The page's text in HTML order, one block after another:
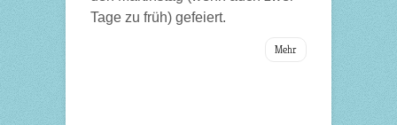
Tage zu früh) gefeiert.
Mehr